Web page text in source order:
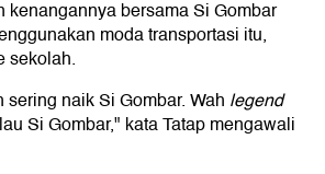
kenangannya bersama Si Gombar
moda transportasi itu,
sekolah.
naik Si Gombar. Wah legend
Si Gombar," kata Tatap mengawali